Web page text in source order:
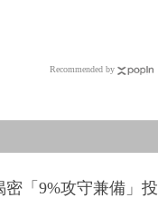
Recommended by
「9%攻守兼備」投